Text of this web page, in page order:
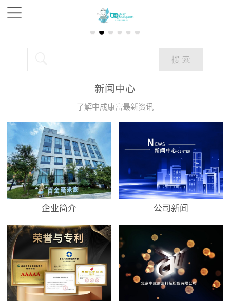
新闻中心
了解中成康富最新资讯
企业简介 公司新闻